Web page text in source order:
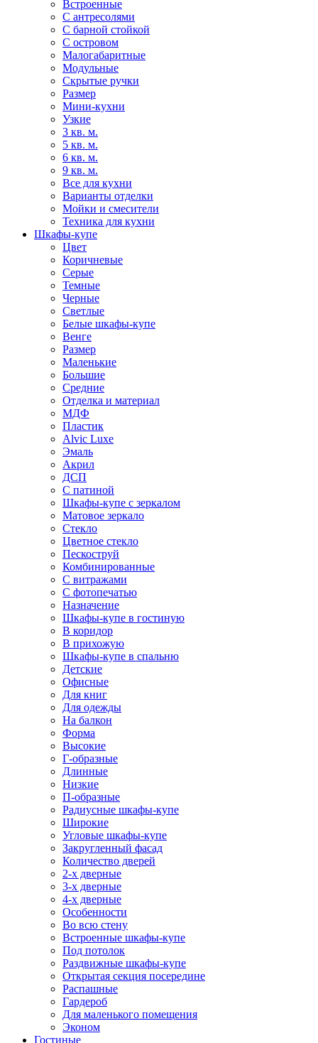
Встроенные
С антресолями
С барной стойкой
С островом
Малогабаритные
Модульные
Скрытые ручки
Размер
Мини-кухни
Узкие
3 кв. м.
5 кв. м.
6 кв. м.
9 кв. м.
Все для кухни
Варианты отделки
Мойки и смесители
Техника для кухни
Шкафы-купе
Цвет
Коричневые
Серые
Темные
Черные
Светлые
Белые шкафы-купе
Венге
Размер
Маленькие
Большие
Средние
Отделка и материал
МДФ
Пластик
Alvic Luxe
Эмаль
Акрил
ДСП
С патиной
Шкафы-купе с зеркалом
Матовое зеркало
Стекло
Цветное стекло
Пескоструй
Комбинированные
С витражами
С фотопечатью
Назначение
Шкафы-купе в гостиную
В коридор
В прихожую
Шкафы-купе в спальню
Детские
Офисные
Для книг
Для одежды
На балкон
Форма
Высокие
Г-образные
Длинные
Низкие
П-образные
Радиусные шкафы-купе
Широкие
Угловые шкафы-купе
Закругленный фасад
Количество дверей
2-х дверные
3-х дверные
4-х дверные
Особенности
Во всю стену
Встроенные шкафы-купе
Под потолок
Раздвижные шкафы-купе
Открытая секция посередине
Распашные
Гардероб
Для маленького помещения
Эконом
Гостиные